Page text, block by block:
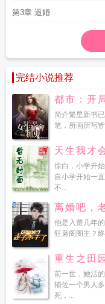
第3章 逼婚
完结小说推荐
都市：开
简介繁星新书
笔，所画所写
天生我才
徐白，小学开
自小学开始一
不...
离婚吧，
他是入赘几年
狂枭阁阁主？
重生之田
前一世，她活
辅佐一个男人
死，...